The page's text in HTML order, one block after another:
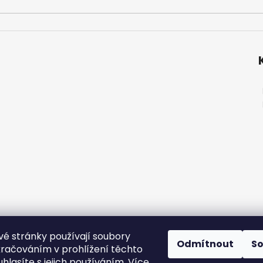
stránky používají soubory
v prohlížení těchto
Odmítnout
podmínky Podmínky ochrany osobních údajů Velkoobchod